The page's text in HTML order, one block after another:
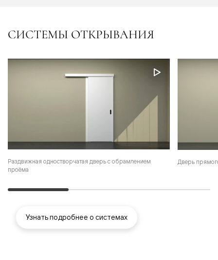
СИСТЕМЫ ОТКРЫВАНИЯ
Раздвижная одностворчатая дверь с обрамлением
проёма
Дверь
Узнать подробнее о системах